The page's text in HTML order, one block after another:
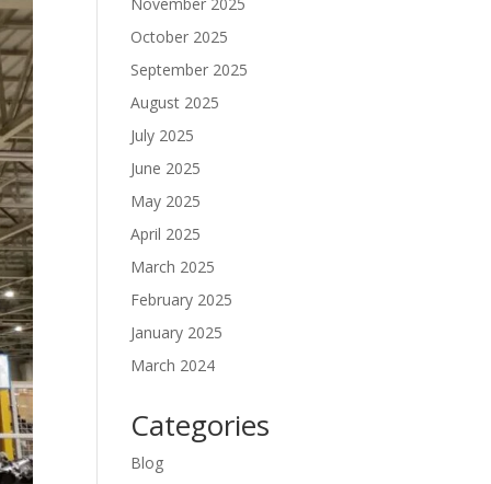
October 2025
September 2025
August 2025
July 2025
June 2025
May 2025
April 2025
March 2025
February 2025
January 2025
March 2024
Categories
Blog